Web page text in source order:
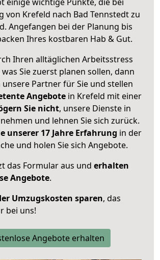
von Krefeld nach Bad Tennstedt zu
Angefangen bei der Planung bis
Ihres kostbaren Hab & Gut.
Ihren alltäglichen Arbeitsstress
Sie zuerst planen sollen, dann
Partner für Sie und stellen
Angebote in Krefeld mit einer
Sie nicht, unsere Dienste in
und lehnen Sie sich zurück.
unserer 17 Jahre Erfahrung in der
und holen Sie sich Angebote.
das Formular aus und erhalten
Angebote.
Umzugskosten sparen, das
bei uns!
Angebote erhalten